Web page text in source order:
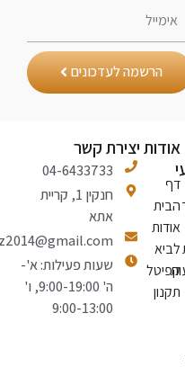
לעדכונים
יצירת קשר
04-6433733
חנקין 1, קריית
אתא
natiiluz2014@gmail.com
שעות פעילות: א'-
ה' 9:00-19:00, ו'
9:00-13:00